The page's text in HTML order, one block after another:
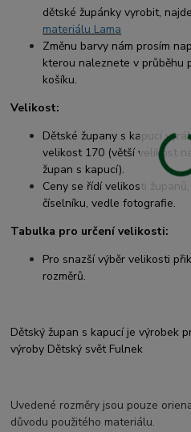
dětské župánky vyrobit,
materiálu Lama
Změnu barvy nám prosím
kterou naleznete v průběhu
košíku.
Velikost:
Dětské župany s kapucí
velikost 170 (větší velikost
župan s kapucí).
Ceny se řídí velikosti
číselníku, vedle fotografie.
Tabulka pro určení velikosti:
Pro snazší výběr velikosti
rozměrů.
Dětský župan s kapucí je výrobek
výroby Dětský svět Fulnek
Uvedené rozměry jsou pouze
důvodu použitého materiálu.